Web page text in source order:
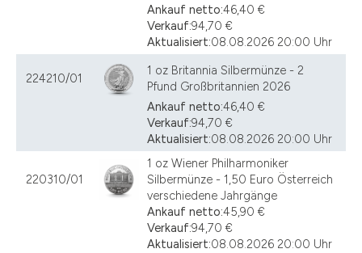
Ankauf netto:46,40 €
Verkauf:94,70 €
Aktualisiert:08.08.2026 20:00 Uhr
224210/01
1 oz Britannia Silbermünze - 2
Pfund Großbritannien 2026
Ankauf netto:46,40 €
Verkauf:94,70 €
Aktualisiert:08.08.2026 20:00 Uhr
220310/01
1 oz Wiener Philharmoniker
Silbermünze - 1,50 Euro Österreich
verschiedene Jahrgänge
Ankauf netto:45,90 €
Verkauf:94,70 €
Aktualisiert:08.08.2026 20:00 Uhr